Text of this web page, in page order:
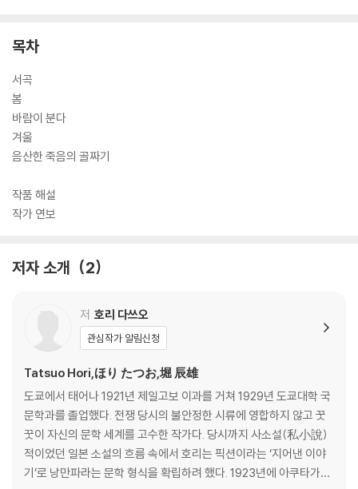
목차
서곡
봄
바람이 분다
겨울
음산한 죽음의 골짜기
작품 해설
작가 연보
저자 소개 2
저 호리 다쓰오
관심작가 알림신청
Tatsuo Hori,ほり たつお,堀 辰雄
도쿄에서 태어나 1921년 제일고보 이과를 거쳐 1929년 도쿄대학 국
문학과를 졸업했다. 전쟁 당시의 불안정한 시류에 영합하지 않고 꿋
꿋이 자신의 문학 세계를 고수한 작가다. 당시까지 사소설(私小說)
적이었던 일본 소설의 흐름 속에서 호리는 픽션이라는 ‘지어낸 이야
기’로 낭만파라는 문학 형식을 확립하려 했다. 1923년에 아쿠타가와